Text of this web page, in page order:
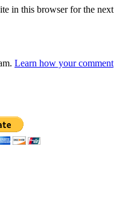
in this browser for the next
Learn how your comment